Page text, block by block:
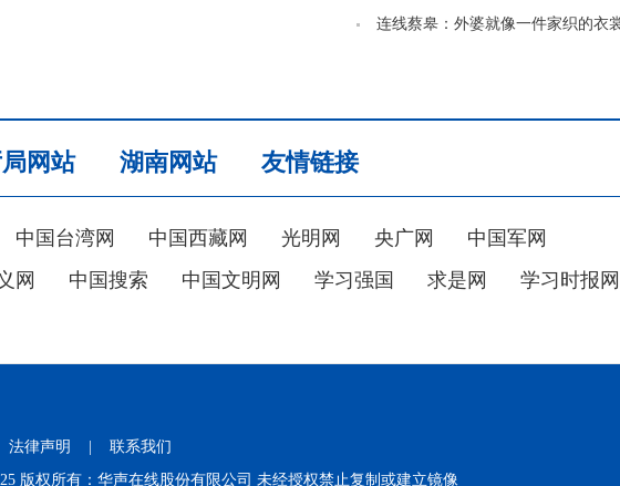
会侧记
五大误区
连线蔡皋：外婆就像一件家织的衣
网站 湖南网站 友情链接
中国台湾网 中国西藏网 光明网 央广网
中国军网
网 中国搜索 中国文明网 学习强国 求是网
学习时报网
法律声明
联系我们
版权所有：华声在线股份有限公司 未经授权禁止复制或建立镜像